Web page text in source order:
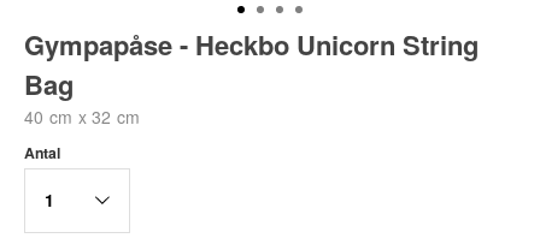
Gympapåse - Heckbo Unicorn String
Bag
40 cm x 32 cm
Antal
1